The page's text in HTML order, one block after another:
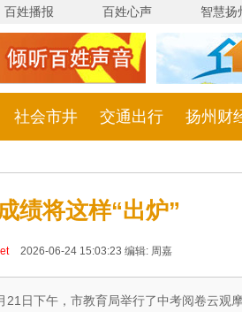
百姓播报 百姓心声 智慧扬
社会市井 交通出行 扬州财
绩将这样“出炉”
2026-06-24 15:03:23 编辑: 周嘉
日下午，市教育局举行了中考阅卷云观